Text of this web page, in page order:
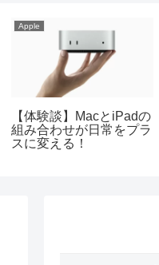
Apple
【体験談】MacとiPadの
組み合わせが日常をプラ
スに変える！